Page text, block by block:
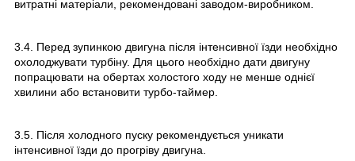
витратні матеріали, рекомендовані заводом-виробником.
3.4. Перед зупинкою двигуна після інтенсивної їзди необхідно
охолоджувати турбіну. Для цього необхідно дати двигуну
попрацювати на обертах холостого ходу не менше однієї
хвилини або встановити турбо-таймер.
3.5. Після холодного пуску рекомендується уникати
інтенсивної їзди до прогріву двигуна.